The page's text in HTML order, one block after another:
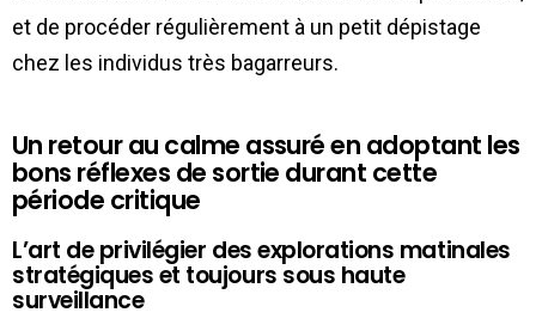
et de procéder régulièrement à un petit dépistage
chez les individus très bagarreurs.
Un retour au calme assuré en adoptant les
bons réflexes de sortie durant cette
période critique
L’art de privilégier des explorations matinales
stratégiques et toujours sous haute
surveillance